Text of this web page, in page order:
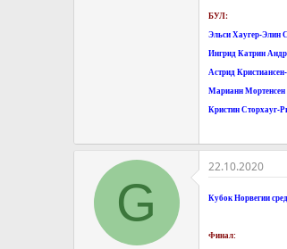
БУЛ:
Эльси Хаугер-Элин
Ингрид Катрин
Астрид
Марианн Мортенсен
Кристин Сторхауг-
G
22.10.2020
Кубок Норвегии
Финал: